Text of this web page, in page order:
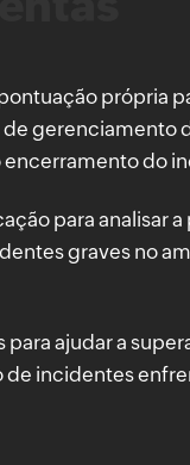
própria
gerenciamento
encerramento do
para analisar
graves no
para ajudar a
incidentes